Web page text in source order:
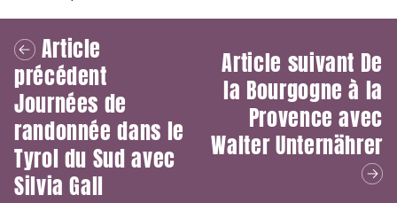
Article
précédent
Journées de
randonnée dans le
Tyrol du Sud avec
Silvia Gall
Article suivant De
la Bourgogne à la
Provence avec
Walter Unternährer